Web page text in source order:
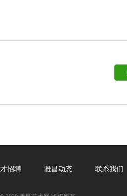
招聘 雅昌动态 联系我们